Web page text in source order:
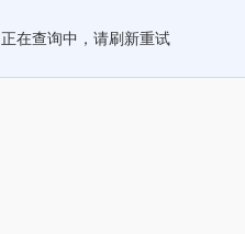
正在查询中，请刷新重试